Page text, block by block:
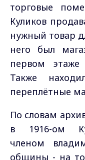
торговые
Куликов
нужный товар
него был
первом этаже
Также
переплётные
По словам
в 1916-ом
членом
общины - на